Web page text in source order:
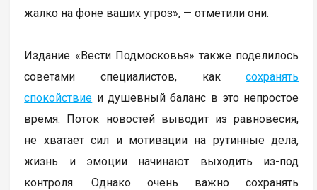
жалко на фоне ваших угроз», — отметили они.
Издание «Вести Подмосковья» также поделилось
советами специалистов, каксохранять
спокойствие и душевный баланс в это непростое
время. Поток новостей выводит из равновесия,
не хватает сил и мотивации на рутинные дела,
жизнь и эмоции начинают выходить из-под
контроля. Однако очень важно сохранять